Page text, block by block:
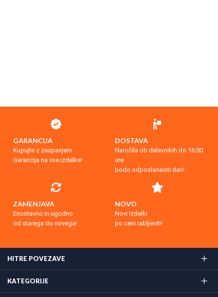
GARANCIJA
Kupujte z zaupanjem
Garancija na vse izdelke!
DOSTAVA
Naročila ob delavnikih do 16:00
ure
bodo odposlanaisti dan!
ZAMENJAVA
Enostavno in ugodno
od starega do novega!
NOVO
Novi izdelki
po ceni rabljenih!
HITRE POVEZAVE
KATEGORIJE